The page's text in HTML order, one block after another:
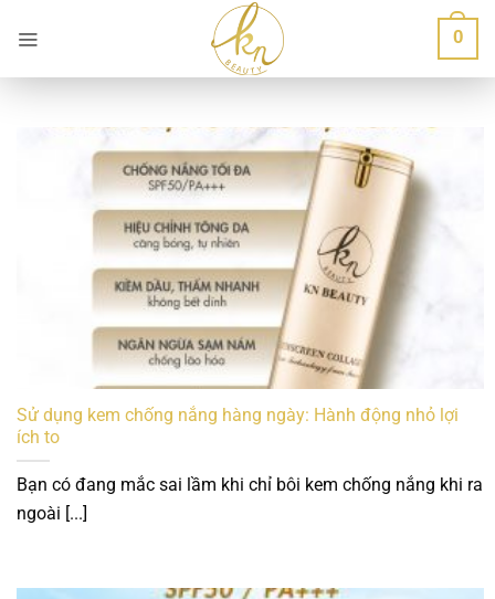
qua
nội
0
Sử dụng kem chống nắng hàng ngày: Hành động nhỏ lợi
ích to
Bạn có đang mắc sai lầm khi chỉ bôi kem chống nắng khi ra
ngoài [...]